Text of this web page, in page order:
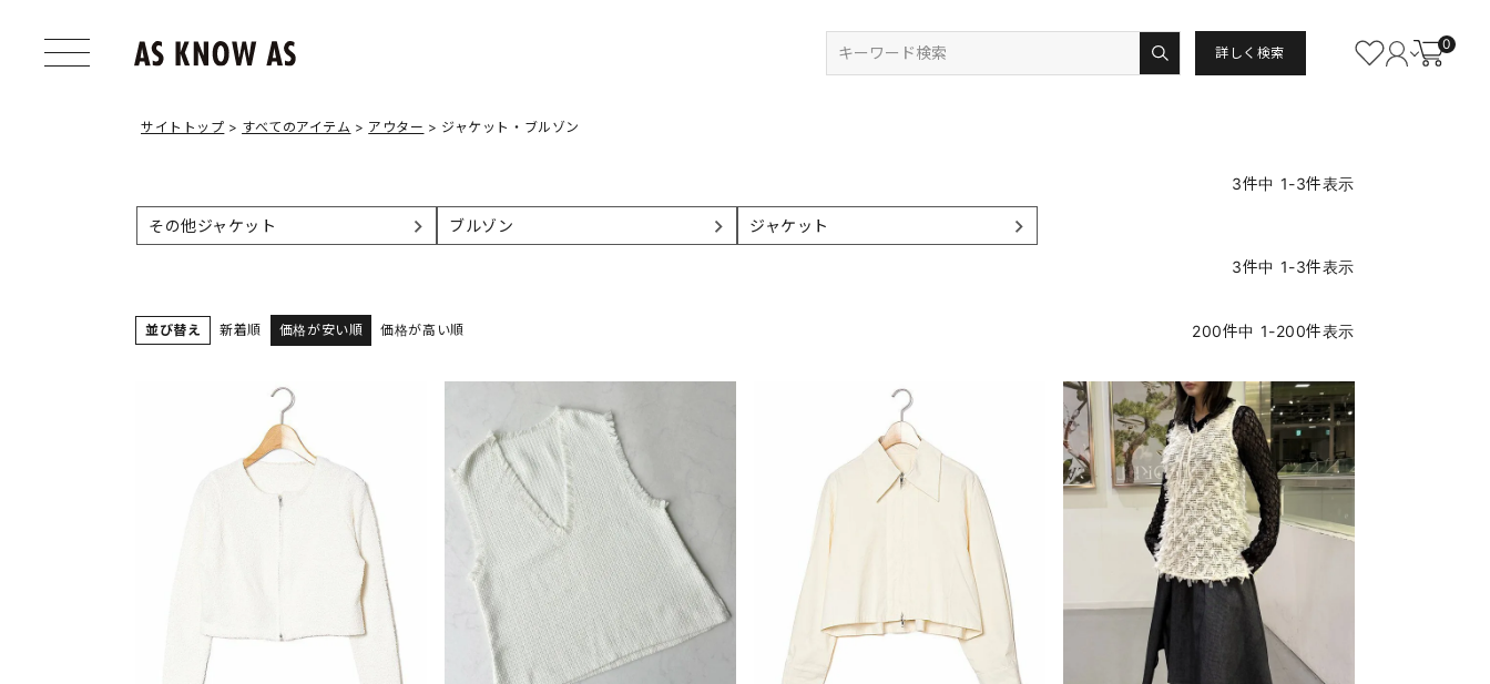
詳しく検索
0
サイトトップ すべてのアイテム アウター ジャケット・ブルゾン
3件中 1-3件表示
その他ジャケット ブルゾン ジャケット
3件中 1-3件表示
並び替え 新着順 価格が安い順 価格が高い順 200件中 1-200件表示